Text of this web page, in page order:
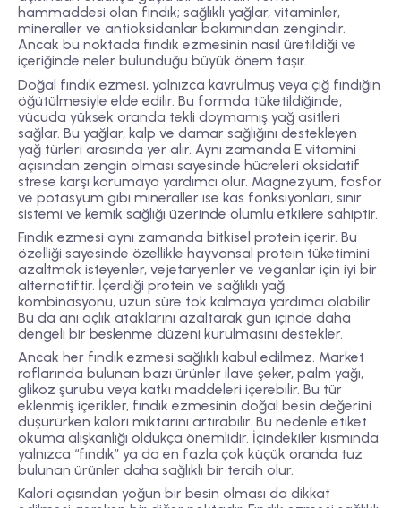
hammaddesi olan fındık; sağlıklı yağlar, vitaminler,
mineraller ve antioksidanlar bakımından zengindir.
Ancak bu noktada fındık ezmesinin nasıl üretildiği ve
içeriğinde neler bulunduğu büyük önem taşır.
Doğal fındık ezmesi, yalnızca kavrulmuş veya çiğ fındığın
öğütülmesiyle elde edilir. Bu formda tüketildiğinde,
vücuda yüksek oranda tekli doymamış yağ asitleri
sağlar. Bu yağlar, kalp ve damar sağlığını destekleyen
yağ türleri arasında yer alır. Aynı zamanda E vitamini
açısından zengin olması sayesinde hücreleri oksidatif
strese karşı korumaya yardımcı olur. Magnezyum, fosfor
ve potasyum gibi mineraller ise kas fonksiyonları, sinir
sistemi ve kemik sağlığı üzerinde olumlu etkilere sahiptir.
Fındık ezmesi aynı zamanda bitkisel protein içerir. Bu
özelliği sayesinde özellikle hayvansal protein tüketimini
azaltmak isteyenler, vejetaryenler ve veganlar için iyi bir
alternatiftir. İçerdiği protein ve sağlıklı yağ
kombinasyonu, uzun süre tok kalmaya yardımcı olabilir.
Bu da ani açlık ataklarını azaltarak gün içinde daha
dengeli bir beslenme düzeni kurulmasını destekler.
Ancak her fındık ezmesi sağlıklı kabul edilmez. Market
raflarında bulunan bazı ürünler ilave şeker, palm yağı,
glikoz şurubu veya katkı maddeleri içerebilir. Bu tür
eklenmiş içerikler, fındık ezmesinin doğal besin değerini
düşürürken kalori miktarını artırabilir. Bu nedenle etiket
okuma alışkanlığı oldukça önemlidir. İçindekiler kısmında
yalnızca “fındık” ya da en fazla çok küçük oranda tuz
bulunan ürünler daha sağlıklı bir tercih olur.
Kalori açısından yoğun bir besin olması da dikkat